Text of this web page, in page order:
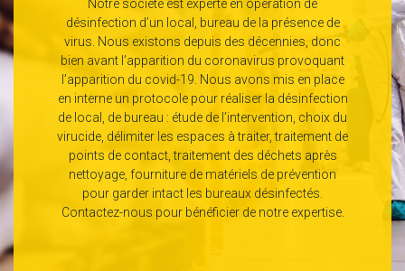
Notre société est experte en opération de
désinfection d’un local, bureau de la présence de
virus. Nous existons depuis des décennies, donc
bien avant l’apparition du coronavirus provoquant
l’apparition du covid-19. Nous avons mis en place
en interne un protocole pour réaliser la désinfection
de local, de bureau : étude de l’intervention, choix du
virucide, délimiter les espaces à traiter, traitement de
points de contact, traitement des déchets après
nettoyage, fourniture de matériels de prévention
pour garder intact les bureaux désinfectés.
Contactez-nous pour bénéficier de notre expertise.